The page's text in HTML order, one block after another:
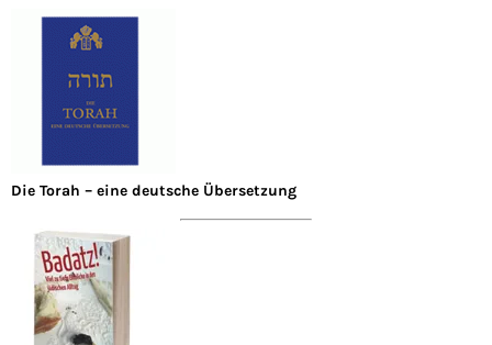
Die Torah – eine deutsche Übersetzung